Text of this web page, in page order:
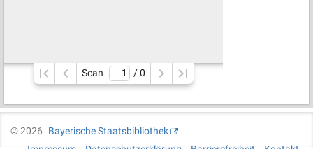
Scan / 0
©2026
Bayerische Staatsbibliothek